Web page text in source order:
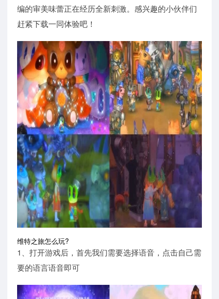
编的审美味蕾正在经历全新刺激。感兴趣的小伙伴们
赶紧下载一同体验吧！
维特之旅怎么玩?
1、打开游戏后，首先我们需要选择语音，点击自己需
要的语言语音即可